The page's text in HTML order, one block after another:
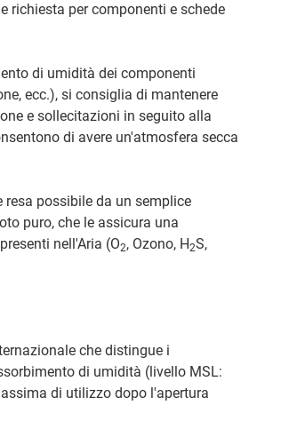
richiesta per componenti e schede
di umidità dei componenti
ecc.), si consiglia di mantenere
e sollecitazioni in seguito alla
di avere un'atmosfera secca
possibile da un semplice
puro, che le assicura una
nell'Aria (O2, Ozono, H2S,
che distingue i
di umidità (livello MSL:
di utilizzo dopo l'apertura